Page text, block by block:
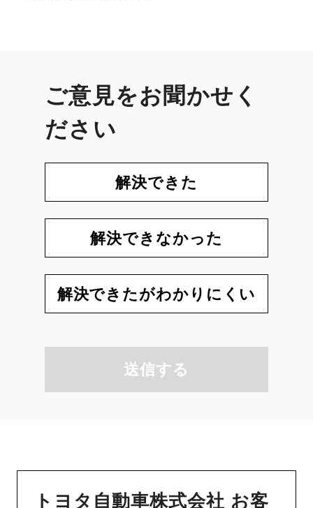
ご意見をお聞かせく
ださい
解決できた
解決できなかった
解決できたがわかりにくい
送信する
トヨタ自動車株式会社 お客